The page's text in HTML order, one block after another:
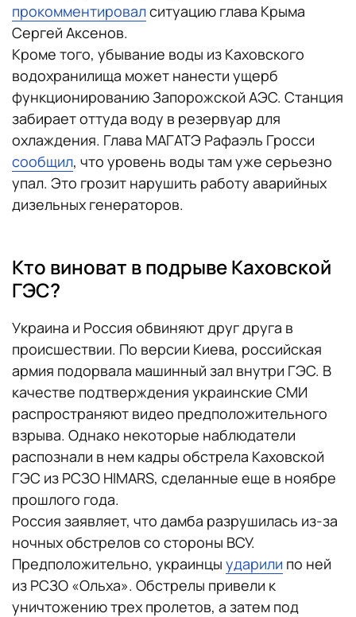
прокомментировалситуацию глава Крыма
Сергей Аксенов.
Кроме того, убывание воды из Каховского
водохранилища может нанести ущерб
функционированию Запорожской АЭС. Станция
забирает оттуда воду в резервуар для
охлаждения. Глава МАГАТЭ Рафаэль Гросси
сообщил, что уровень воды там уже серьезно
упал. Это грозит нарушить работу аварийных
дизельных генераторов.
Кто виноват в подрыве Каховской
ГЭС?
Украина и Россия обвиняют друг друга в
происшествии. По версии Киева, российская
армия подорвала машинный зал внутри ГЭС. В
качестве подтверждения украинские СМИ
распространяют видео предположительного
взрыва. Однако некоторые наблюдатели
распознали в нем кадры обстрела Каховской
ГЭС из РСЗО HIMARS, сделанные еще в ноябре
прошлого года.
Россия заявляет, что дамба разрушилась из-за
ночных обстрелов со стороны ВСУ.
Предположительно, украинцы ударили по ней
из РСЗО «Ольха». Обстрелы привели к
уничтожению трех пролетов, а затем под